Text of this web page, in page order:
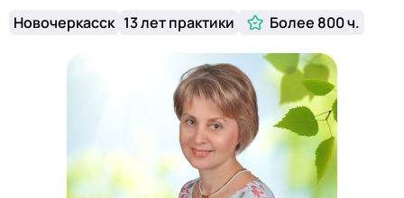
Новочеркасск 13 лет практики Более 800 ч.